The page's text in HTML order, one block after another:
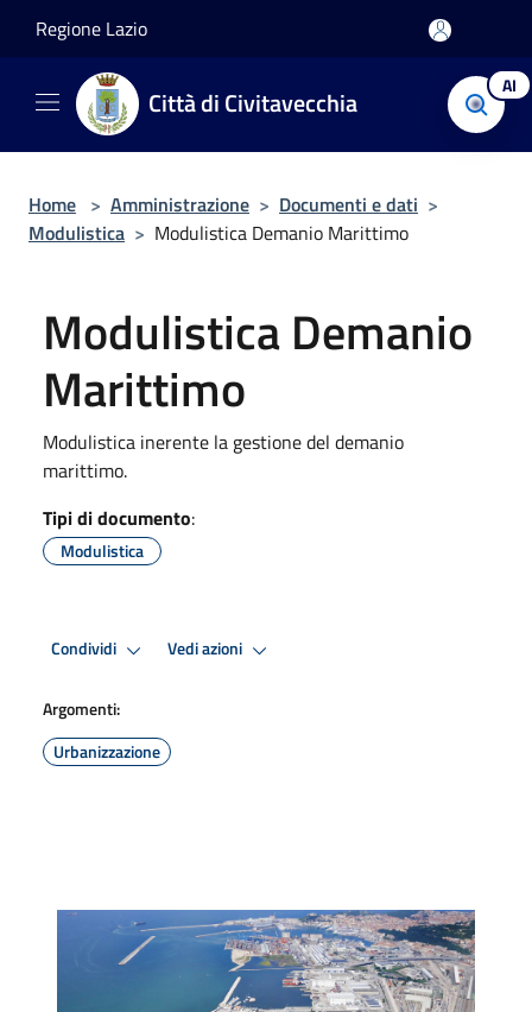
Regione Lazio
Città di Civitavecchia AI
Home > Amministrazione > Documenti e dati >
Modulistica > Modulistica Demanio Marittimo
Modulistica Demanio
Marittimo
Modulistica inerente la gestione del demanio
marittimo.
Tipi di documento:
Modulistica
Condividi Vedi azioni
Argomenti:
Urbanizzazione